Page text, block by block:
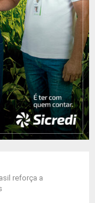
reforça a